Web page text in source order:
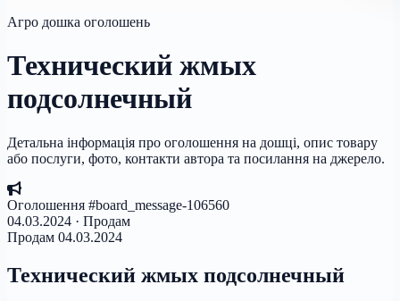
Агро дошка оголошень
Технический жмых
подсолнечный
Детальна інформація про оголошення на дошці, опис товару
або послуги, фото, контакти автора та посилання на джерело.
Оголошення #board_message-106560
04.03.2024 · Продам
Продам 04.03.2024
Технический жмых подсолнечный